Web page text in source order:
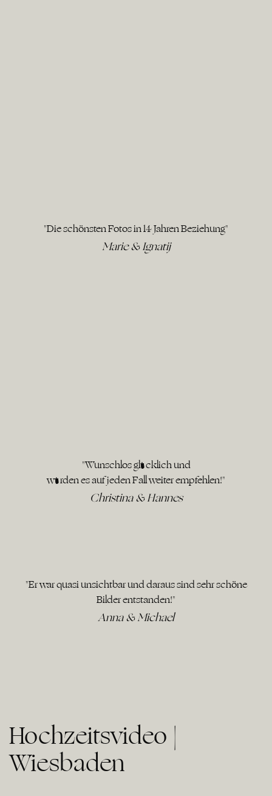
"Die schönsten Fotos in 14 Jahren Beziehung"
Marie & Ignatij
"Wunschlos glücklich und
würden es auf jeden Fall weiter empfehlen!"
Christina & Hannes
"Er war quasi unsichtbar und daraus sind sehr schöne
Bilder entstanden!"
Anna & Michael
Hochzeitsvideo |
Wiesbaden